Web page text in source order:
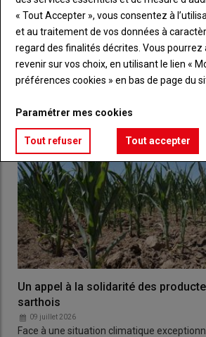
LES PLUS LUS
Un appel à la solidarité des
sarthois
09 juillet 2026
Face à une situation climatique
« Tout Accepter », vous consentez à
et au traitement de vos données à
regard des finalités décrites. Vous
revenir sur vos choix, en utilisant le lien «
préférences cookies » en bas de page du
Paramétrer mes cookies
Tout refuser Tout accepter